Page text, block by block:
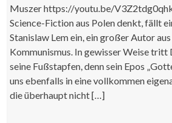
Muszer https://youtu.be/V3Z2tdg0qhk
Science-Fiction aus Polen denkt, fällt
Stanislaw Lem ein, ein großer Autor
Kommunismus. In gewisser Weise tritt
seine Fußstapfen, denn sein Epos
uns ebenfalls in eine vollkommen
die überhaupt nicht […]